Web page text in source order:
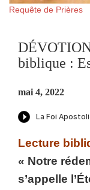
Requête de Prières
biblique :
mai 4, 2022
Lecture
« Notre
s’appelle